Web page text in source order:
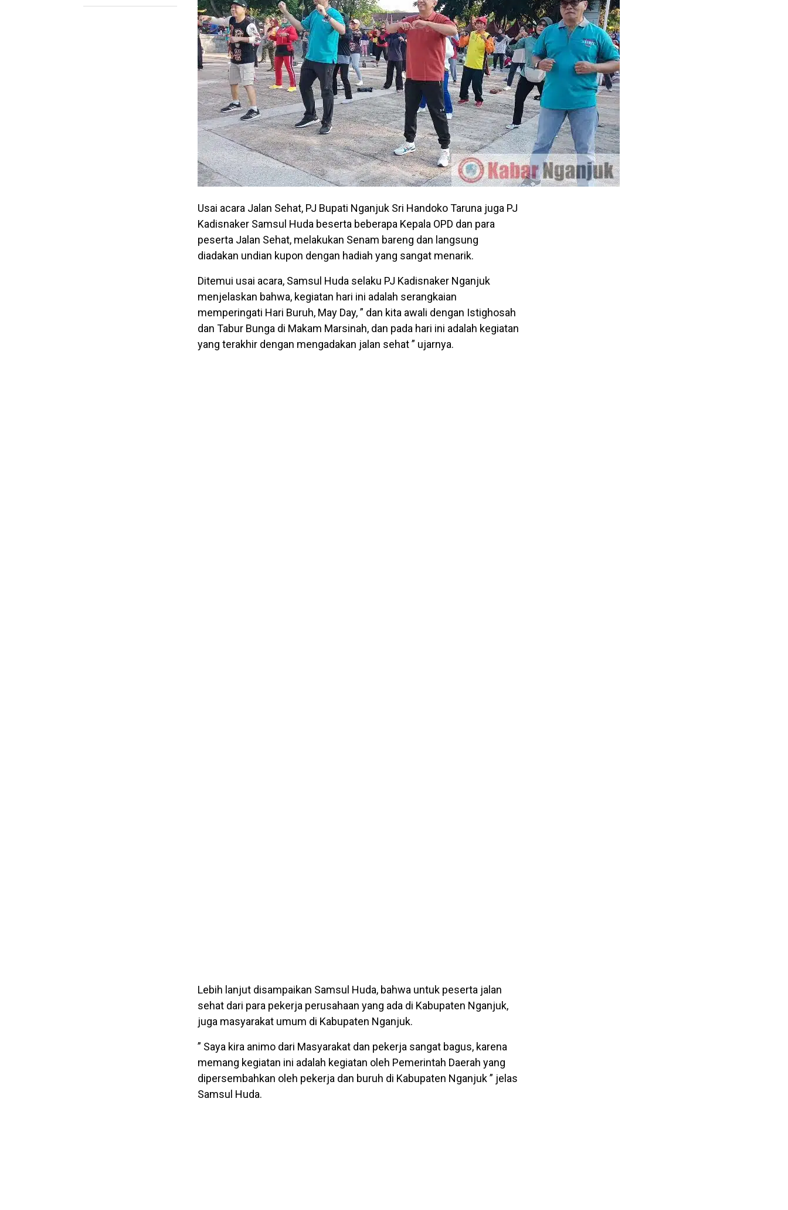
Usai acara Jalan Sehat, PJ Bupati Nganjuk Sri Handoko Taruna juga PJ
Kadisnaker Samsul Huda beserta beberapa Kepala OPD dan para
peserta Jalan Sehat, melakukan Senam bareng dan langsung
diadakan undian kupon dengan hadiah yang sangat menarik.
Ditemui usai acara, Samsul Huda selaku PJ Kadisnaker Nganjuk
menjelaskan bahwa, kegiatan hari ini adalah serangkaian
memperingati Hari Buruh, May Day, ” dan kita awali dengan Istighosah
dan Tabur Bunga di Makam Marsinah, dan pada hari ini adalah kegiatan
yang terakhir dengan mengadakan jalan sehat ” ujarnya.
Lebih lanjut disampaikan Samsul Huda, bahwa untuk peserta jalan
sehat dari para pekerja perusahaan yang ada di Kabupaten Nganjuk,
juga masyarakat umum di Kabupaten Nganjuk.
” Saya kira animo dari Masyarakat dan pekerja sangat bagus, karena
memang kegiatan ini adalah kegiatan oleh Pemerintah Daerah yang
dipersembahkan oleh pekerja dan buruh di Kabupaten Nganjuk ” jelas
Samsul Huda.